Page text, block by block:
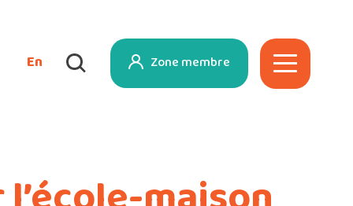
En Zone membre